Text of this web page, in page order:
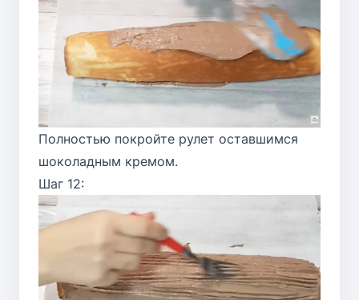
Полностью покройте рулет оставшимся
шоколадным кремом.
Шаг 12: